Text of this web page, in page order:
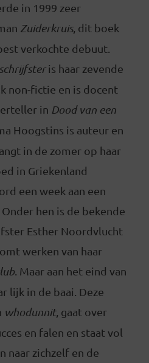
in 1999 zeer
Zuiderkruis, dit boek
verkochte debuut.
is haar zevende
non-fictie en is docent
in Dood van een
Hoogstins is auteur en
in de zomer op haar
in Griekenland
een week aan een
hen is de bekende
Esther Noordvlucht
werken van haar
. Maar aan het eind van
lijk in de baai. Deze
whodunnit, gaat over
en falen en staat vol
naar zichzelf en de